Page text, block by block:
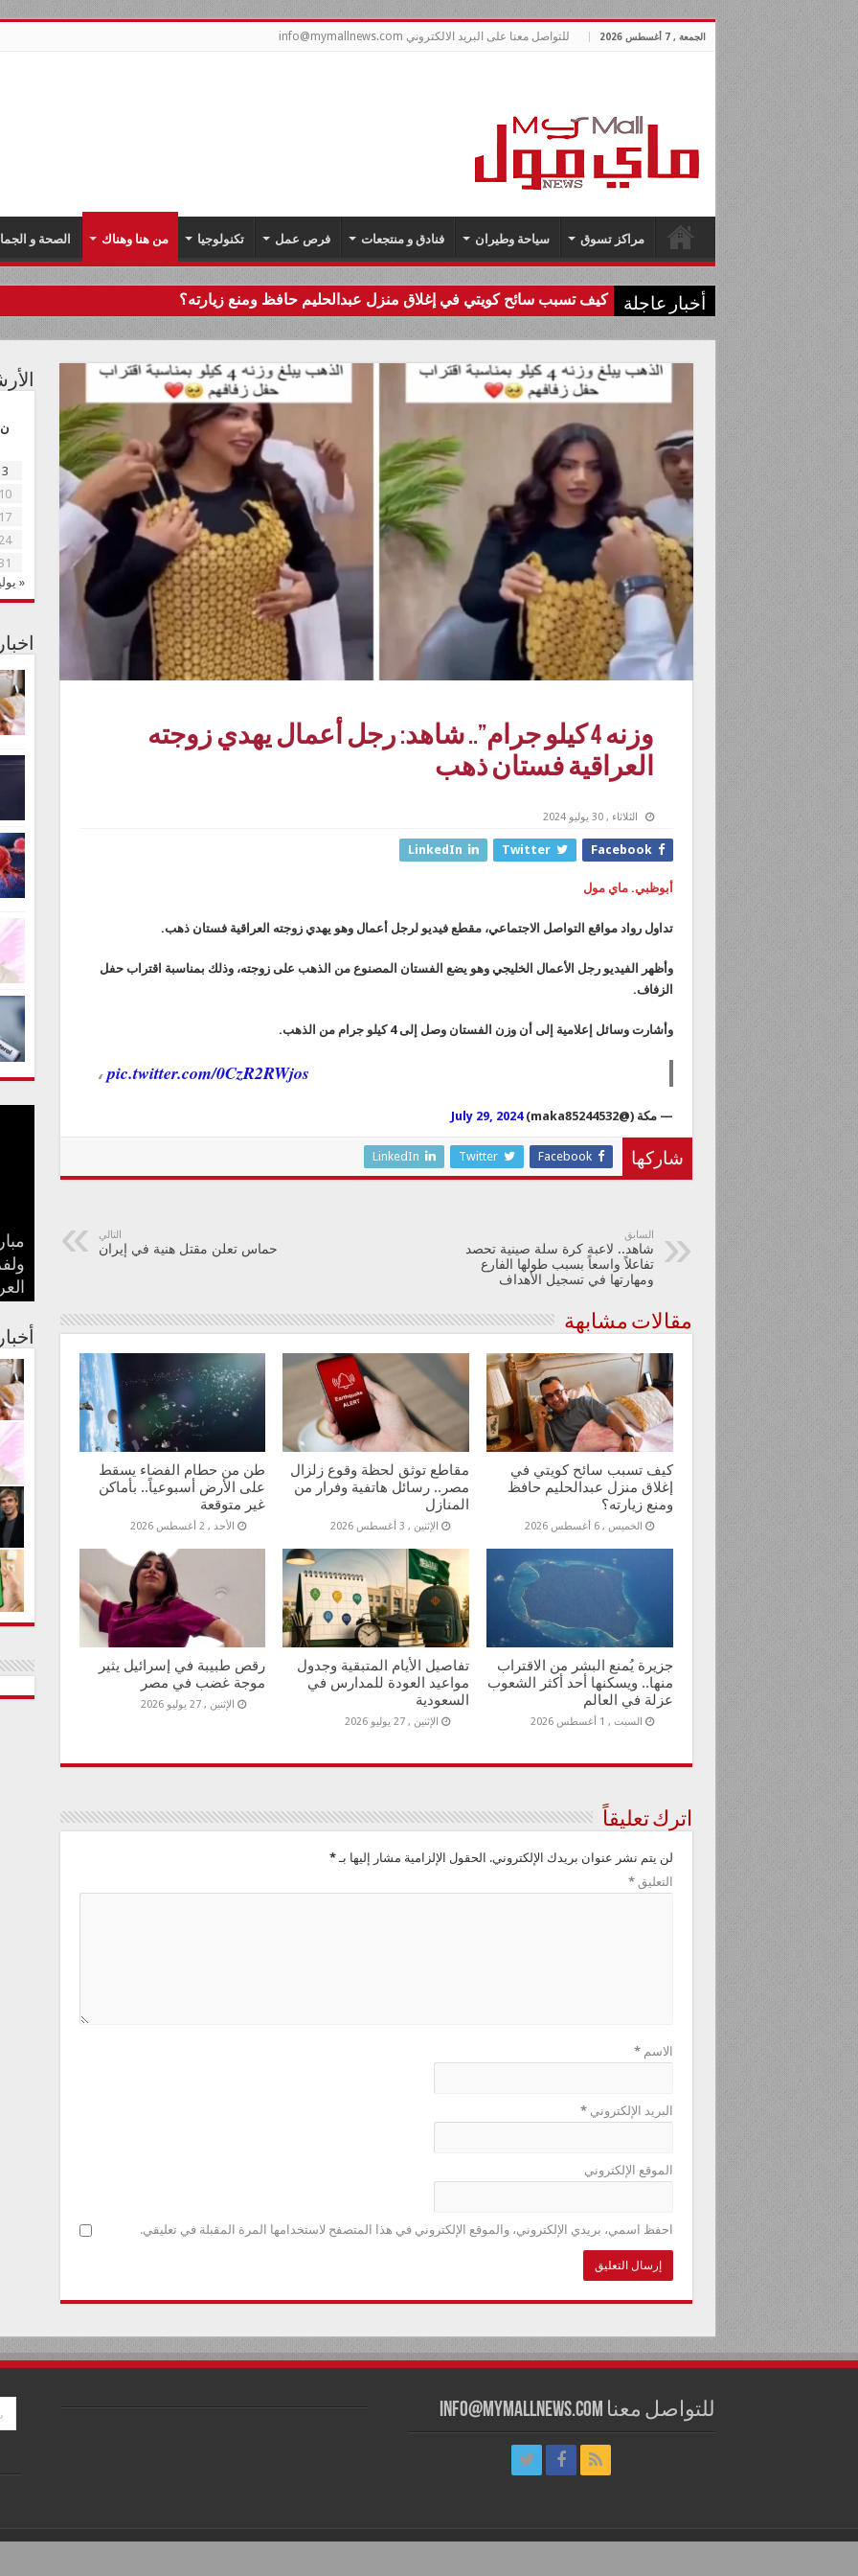
الجمعة , 7 أغسطس 2026 للتواصل معنا على البريد الالكتروني info@mymallnews.com
مراكز تسوق سياحة وطيران فنادق و منتجعات فرص عمل تكنولوجيا من هنا وهناك الصحة و
أخبار عاجلة كيف تسبب سائح كويتي في إغلاق منزل عبدالحليم حافظ ومنع زيارته؟
وزنه 4 كيلو جرام”.. شاهد: رجل أعمال يهدي زوجته
العراقية فستان ذهب
الثلاثاء , 30 يوليو 2024
Facebook
Twitter
LinkedIn
أبوظبي. ماي مول
تداول رواد مواقع التواصل الاجتماعي، مقطع فيديو لرجل أعمال وهو يهدي زوجته العراقية فستان ذهب.
وأظهر الفيديو رجل الأعمال الخليجي وهو يضع الفستان المصنوع من الذهب على زوجته، وذلك بمناسبة اقتراب حفل
الزفاف.
وأشارت وسائل إعلامية إلى أن وزن الفستان وصل إلى 4 كيلو جرام من الذهب.
،pic.twitter.com/0CzR2RWjos
— مكة (@maka85244532) July 29, 2024
شاركها Facebook
Twitter
LinkedIn
السابق
شاهد.. لاعبة كرة سلة صينية تحصد
تفاعلاً واسعاً بسبب طولها الفارع
ومهارتها في تسجيل الأهداف
التالي
حماس تعلن مقتل هنية في إيران
مقالات مشابهة
كيف تسبب سائح كويتي في
إغلاق منزل عبدالحليم حافظ
ومنع زيارته؟
الخميس , 6 أغسطس 2026
مقاطع توثق لحظة وقوع زلزال
مصر.. رسائل هاتفية وفرار من
المنازل
الإثنين , 3 أغسطس 2026
طن من حطام الفضاء يسقط
على الأرض أسبوعياً.. بأماكن
غير متوقعة
الأحد , 2 أغسطس 2026
جزيرة يُمنع البشر من الاقتراب
منها.. ويسكنها أحد أكثر الشعوب
عزلة في العالم
السبت , 1 أغسطس 2026
تفاصيل الأيام المتبقية وجدول
مواعيد العودة للمدارس في
السعودية
الإثنين , 27 يوليو 2026
رقص طبيبة في إسرائيل يثير
موجة غضب في مصر
الإثنين , 27 يوليو 2026
اترك تعليقاً
لن يتم نشر عنوان بريدك الإلكتروني. الحقول الإلزامية مشار إليها بـ*
التعليق*
الاسم*
البريد الإلكتروني*
الموقع الإلكتروني
احفظ اسمي، بريدي الإلكتروني، والموقع الإلكتروني في هذا المتصفح لاستخدامها المرة المقبلة في تعليقي.
ن
3
10
17
24
«
في
للتواصل معنا info@mymallnews.com